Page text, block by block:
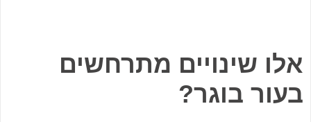
אלו שינויים מתרחשים
בעור בוגר?